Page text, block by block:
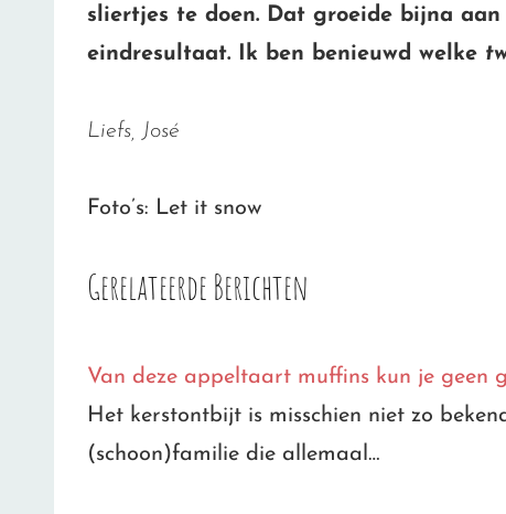
sliertjes te doen. Dat groeide bijna
eindresultaat. Ik ben benieuwd welke
Liefs, José
Foto’s: Let it snow
Gerelateerde Berichten
Van deze appeltaart muffins kun je geen
Het kerstontbijt is misschien niet zo
(schoon)familie die allemaal…